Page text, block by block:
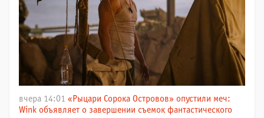
вчера 14:01 «Рыцари Сорока Островов» опустили меч:
Wink объявляет о завершении съемок фантастического